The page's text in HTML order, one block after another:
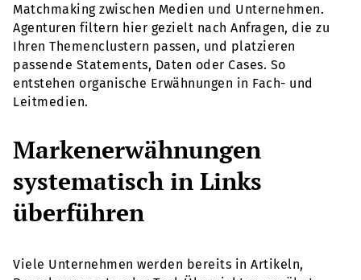
Matchmaking zwischen Medien und Unternehmen.
Agenturen filtern hier gezielt nach Anfragen, die zu
Ihren Themenclustern passen, und platzieren
passende Statements, Daten oder Cases. So
entstehen organische Erwähnungen in Fach- und
Leitmedien.
Markenerwähnungen
systematisch in Links
überführen
Viele Unternehmen werden bereits in Artikeln,